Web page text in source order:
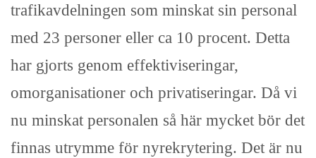
trafikavdelningen som minskat sin personal
med 23 personer eller ca 10 procent. Detta
har gjorts genom effektiviseringar,
omorganisationer och privatiseringar. Då vi
nu minskat personalen så här mycket bör det
finnas utrymme för nyrekrytering. Det är nu